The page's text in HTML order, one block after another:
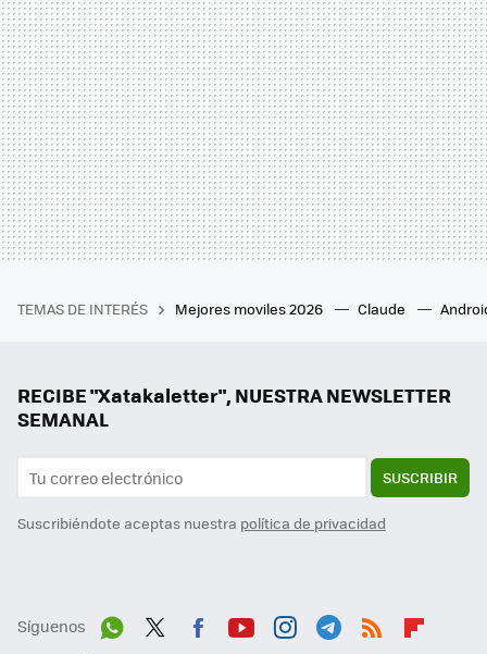
TEMAS DE INTERÉS Mejores moviles 2026 Claude
RECIBE "Xatakaletter", NUESTRA NEWSLETTER
SEMANAL
SUSCRIBIR
Suscribiéndote aceptas nuestra política de privacidad
Síguenos